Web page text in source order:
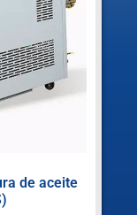
de aceite